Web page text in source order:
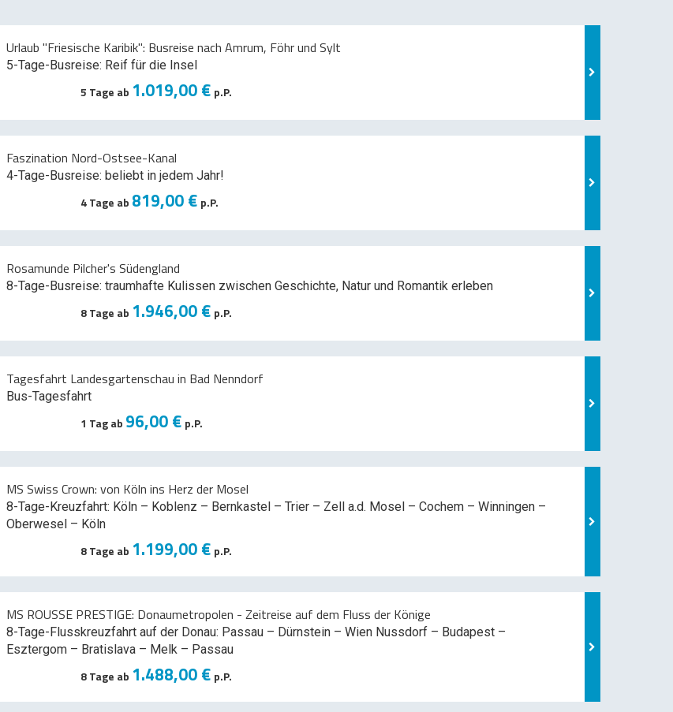
Urlaub "Friesische Karibik": Busreise nach Amrum, Föhr und Sylt
5-Tage-Busreise: Reif für die Insel
5 Tage ab 1.019,00 € p.P.
Faszination Nord-Ostsee-Kanal
4-Tage-Busreise: beliebt in jedem Jahr!
4 Tage ab 819,00 € p.P.
Rosamunde Pilcher's Südengland
8-Tage-Busreise: traumhafte Kulissen zwischen Geschichte, Natur und Romantik erleben
8 Tage ab 1.946,00 € p.P.
Tagesfahrt Landesgartenschau in Bad Nenndorf
Bus-Tagesfahrt
1 Tag ab 96,00 € p.P.
MS Swiss Crown: von Köln ins Herz der Mosel
8-Tage-Kreuzfahrt: Köln – Koblenz – Bernkastel – Trier – Zell a.d. Mosel – Cochem – Winningen –
Oberwesel – Köln
8 Tage ab 1.199,00 € p.P.
MS ROUSSE PRESTIGE: Donaumetropolen - Zeitreise auf dem Fluss der Könige
8-Tage-Flusskreuzfahrt auf der Donau: Passau – Dürnstein – Wien Nussdorf – Budapest –
Esztergom – Bratislava – Melk – Passau
8 Tage ab 1.488,00 € p.P.